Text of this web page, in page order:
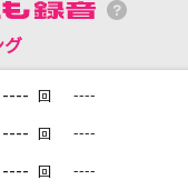
DAMに会員登録・ログインして
グ
---- 回 ----
---- 回 ----
---- 回 ----